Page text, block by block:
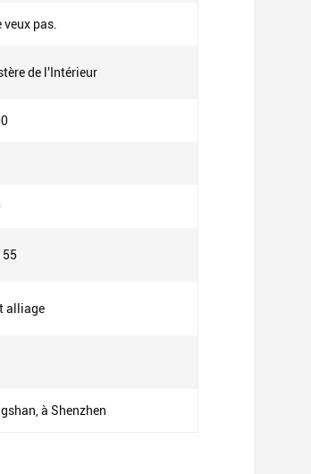
veux pas.
de l'Intérieur
alliage
à Shenzhen